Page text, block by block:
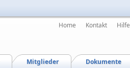
Home Kontakt Hilfe
Dokumente
Mitglieder